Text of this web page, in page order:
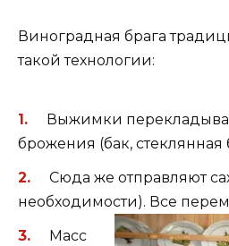
Виноградная брага
такой технологии:
Выжимки
брожения (бак, стеклянная
Сюда же отправляют
необходимости). Все
Масс